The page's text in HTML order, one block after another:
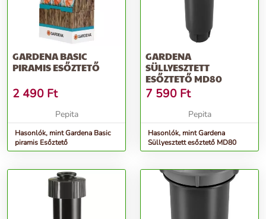
GARDENA BASIC
PIRAMIS ESŐZTETŐ
2 490 Ft
Pepita
Hasonlók, mint Gardena Basic
piramis Esőztető
GARDENA
SÜLLYESZTETT
ESŐZTETŐ MD80
7 590 Ft
Pepita
Hasonlók, mint Gardena
Süllyesztett esőztető MD80